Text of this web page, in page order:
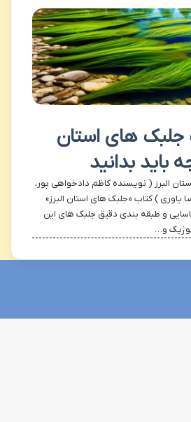
جلبک های استان
باید بدانید
البرز ( نویسنده کاظم دادخواهی پور،
یاوری ) کتاب «جلبک های استان البرز»
و طبقه بندی دقیق جلبک های این
و…